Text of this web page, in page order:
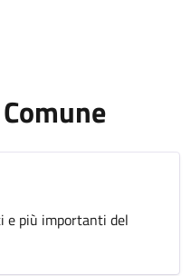
e più importanti del